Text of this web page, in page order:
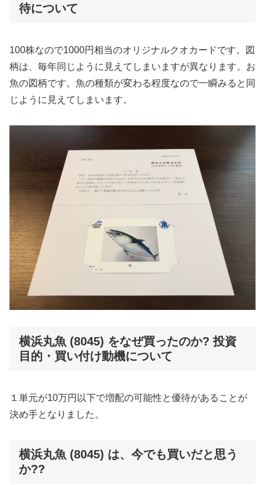
待について
100株なので1000円相当のオリジナルクオカードです。図
柄は、毎年同じように見えてしまいますが異なります。お
魚の図柄です。魚の種類が変わる程度なので一瞬みると同
じように見えてしまいます。
横浜丸魚 (8045) をなぜ買ったのか? 投資
目的・買い付け動機について
１単元が10万円以下で増配の可能性と優待があることが
決め手となりました。
横浜丸魚 (8045) は、今でも買いだと思う
か??